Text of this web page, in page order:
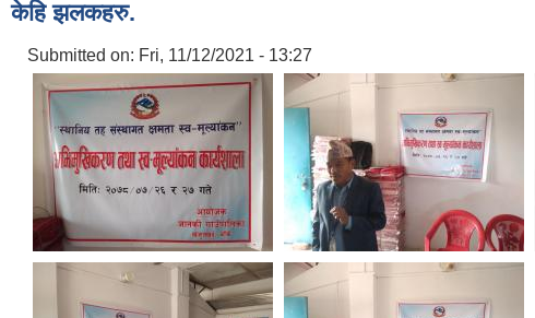
केहि झलकहरु.
Submitted on: Fri, 11/12/2021 - 13:27